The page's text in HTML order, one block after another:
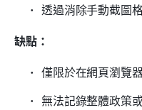
透過消除手動截圖
缺點：
僅限於在網頁瀏覽
無法記錄整體政策